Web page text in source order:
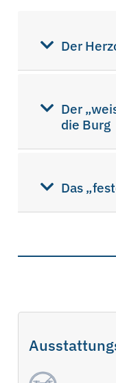
Der
Der
die Burg
Das